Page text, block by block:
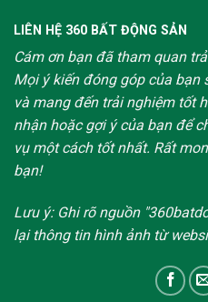
LIÊN HỆ 360 BẤT ĐỘNG SẢN
Cám ơn bạn đã tham quan
Mọi ý kiến đóng góp của bạn
và mang đến trải nghiệm tốt
nhận hoặc gợi ý của bạn để
vụ một cách tốt nhất. Rất
bạn!
Lưu ý: Ghi rõ nguồn
lại thông tin hình ảnh từ